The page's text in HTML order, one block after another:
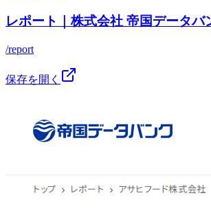
レポート｜株式会社 帝国データバ
/report
保存を開く